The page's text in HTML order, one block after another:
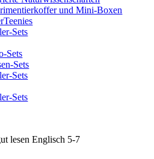
und Mini-Boxen
Sets
Sets
Sets
Sets
Sets
lesen Englisch 5-7